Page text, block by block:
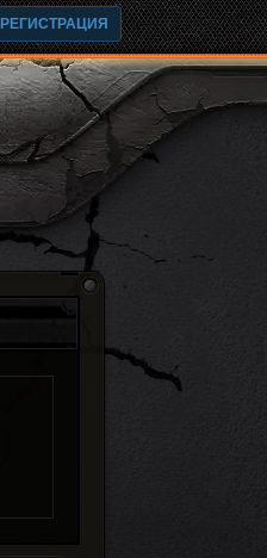
РЕГИСТРАЦИЯ